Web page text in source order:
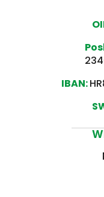
IBAN: